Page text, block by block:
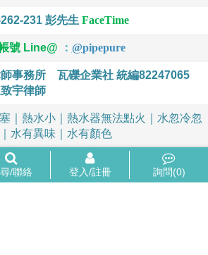
/聯絡 登入/註冊 詢問(0)
231 彭先生 FaceTime
號 Line@ ： @pipepure
事務所
宇律師
瓦礫企業社 統編82247065
｜熱水小｜熱水器無法點火｜水忽冷忽
水有異味｜水有顏色